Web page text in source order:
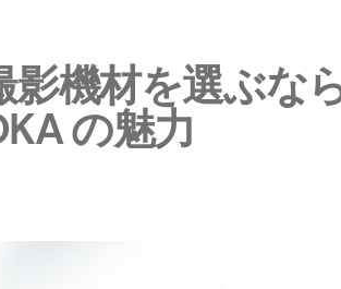
影機材を選ぶな
の魅力